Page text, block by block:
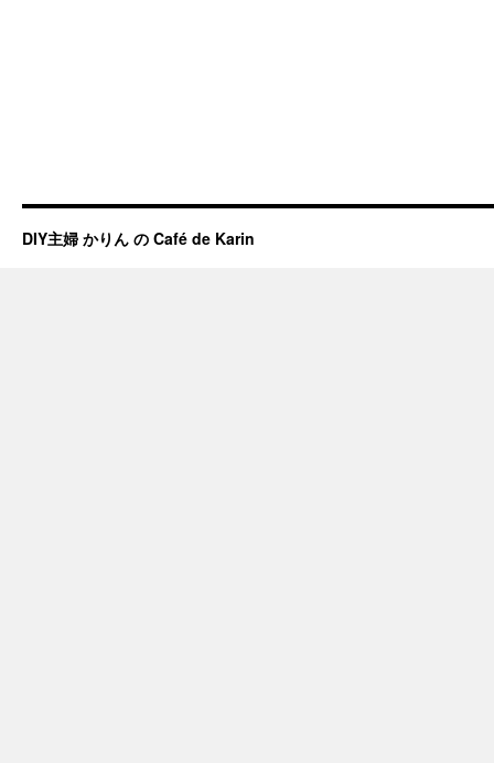
DIY主婦 かりん の Café de Karin